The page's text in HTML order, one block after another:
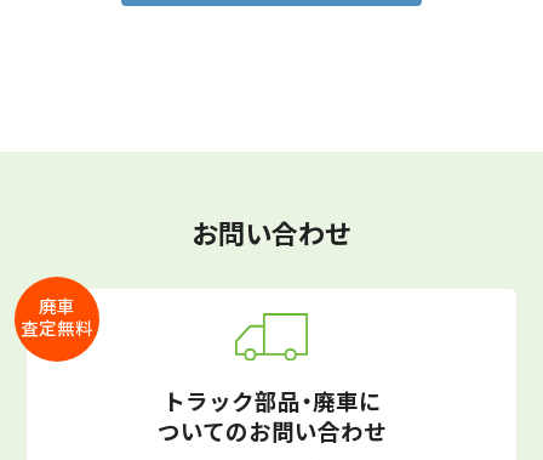
お問い合わせ
廃車
査定無料
トラック部品・廃車に
ついてのお問い合わせ